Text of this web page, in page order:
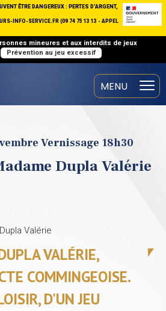
ÊTRE DANGEREUX : PERTES D’ARGENT,
INFO-SERVICE.FR (09 74 75 13 13 - APPEL
mineures et aux interdits de jeux
Prévention au jeu excessif
Vernissage 18h30
Dupla Valérie
VALÉRIE,
COMMINGEOISE.
D'UN JEU